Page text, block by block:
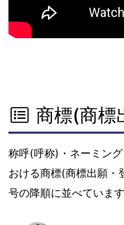
商標(商標
称呼(呼称)・ネーミン
おける商標(商標出願・
号の降順に並べています